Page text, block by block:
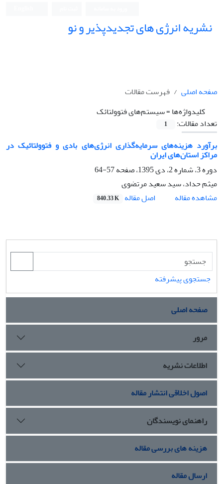
نشریه انرژی های تجدیدپذیر و نو
صفحه اصلی
فهرست مقالات
کلیدواژه‌ها =سیستم‌های فتوولتائک
تعداد مقالات:
1
برآورد هزینه‌های سرمایه‌گذاری انرژی‌های بادی و فتوولتائیک در
مراکز استان‌های ایران
دوره 3، شماره 2، دی 1395، صفحه
57-64
میثم حداد، سید سعید مرتضوی
مشاهده مقاله
اصل مقاله 840.33 K
جستجوی پیشرفته
صفحه اصلی
مرور
اطلاعات نشریه
اصول اخلاقی انتشار مقاله
راهنمای نویسندگان
هزینه های بررسی مقاله
ارسال مقاله